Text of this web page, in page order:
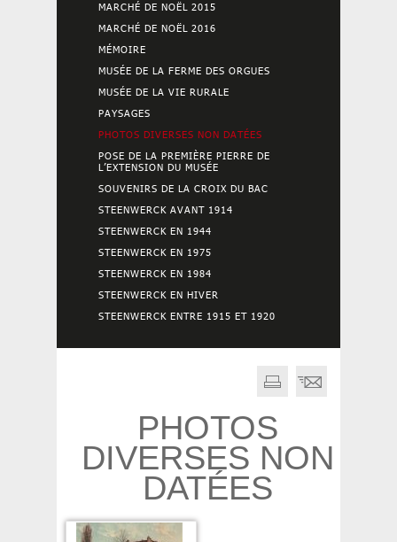
MARCHÉ DE NOËL 2015
MARCHÉ DE NOËL 2016
MÉMOIRE
MUSÉE DE LA FERME DES ORGUES
MUSÉE DE LA VIE RURALE
PAYSAGES
PHOTOS DIVERSES NON DATÉES
POSE DE LA PREMIÈRE PIERRE DE
L’EXTENSION DU MUSÉE
SOUVENIRS DE LA CROIX DU BAC
STEENWERCK AVANT 1914
STEENWERCK EN 1944
STEENWERCK EN 1975
STEENWERCK EN 1984
STEENWERCK EN HIVER
STEENWERCK ENTRE 1915 ET 1920
PHOTOS
DIVERSES NON
DATÉES